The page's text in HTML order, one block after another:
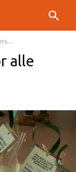
alle